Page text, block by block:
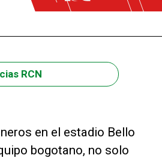
RCN
en el estadio Bello
bogotano, no solo